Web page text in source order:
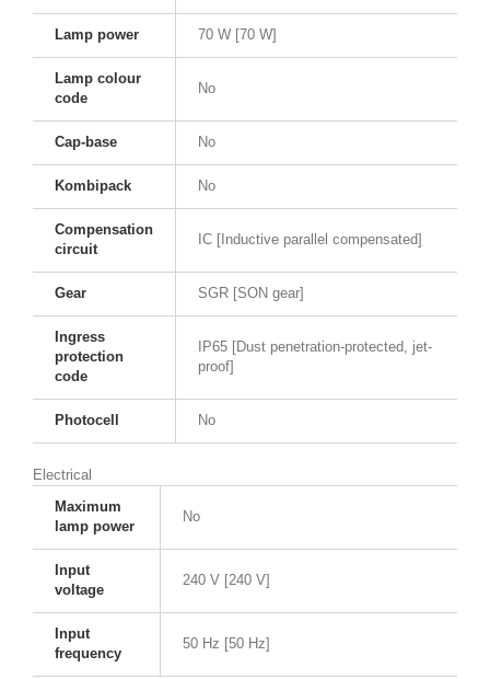
Lamp power 70 W [70 W]
Lamp colour
code
No
Cap-base No
Kombipack No
Compensation
circuit
IC [Inductive parallel compensated]
Gear SGR [SON gear]
Ingress
protection
code
IP65 [Dust penetration-protected, jet-
proof]
Photocell No
Electrical
Maximum
lamp power
No
Input
voltage
240 V [240 V]
Input
frequency
50 Hz [50 Hz]